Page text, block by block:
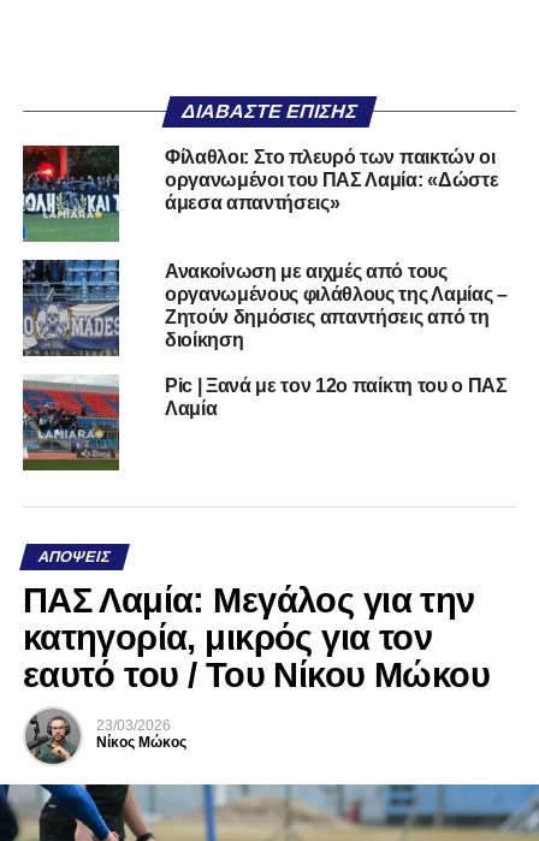
ΔΙΑΒΆΣΤΕ ΕΠΊΣΗΣ
Φίλαθλοι: Στο πλευρό των παικτών οι
οργανωμένοι του ΠΑΣ Λαμία: «Δώστε
άμεσα απαντήσεις»
Ανακοίνωση με αιχμές από τους
οργανωμένους φιλάθλους της Λαμίας –
Ζητούν δημόσιες απαντήσεις από τη
διοίκηση
Pic | Ξανά με τον 12ο παίκτη του ο ΠΑΣ
Λαμία
ΑΠΌΨΕΙΣ
ΠΑΣ Λαμία: Μεγάλος για την
κατηγορία, μικρός για τον
εαυτό του / Του Νίκου Μώκου
23/03/2026
Νίκος Μώκος